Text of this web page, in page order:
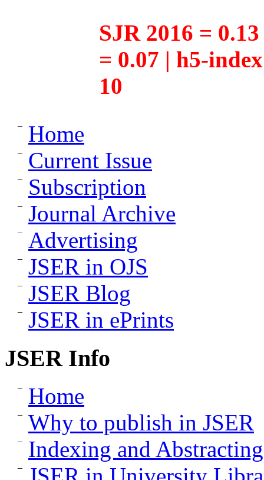
SJR 2016 =
= 0.07 | h5-
10
Home
Current Issue
Subscription
Journal Archive
Advertising
JSER in OJS
JSER Blog
JSER in ePrints
JSER Info
Home
Why to publish in JSER
Indexing and Abstracting